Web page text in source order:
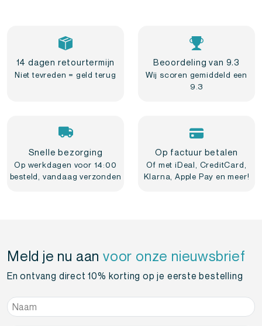
14 dagen retourtermijn
Niet tevreden = geld terug
Beoordeling van 9.3
Wij scoren gemiddeld een
9.3
Snelle bezorging
Op werkdagen voor 14:00
besteld, vandaag verzonden
Op factuur betalen
Of met iDeal, CreditCard,
Klarna, Apple Pay en meer!
Meld je nu aanvoor onze nieuwsbrief
En ontvang direct 10% korting op je eerste bestelling
Naam*